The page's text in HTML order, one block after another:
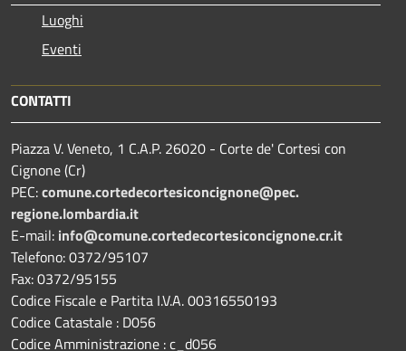
Luoghi
Eventi
CONTATTI
Piazza V. Veneto, 1 C.A.P. 26020 - Corte de' Cortesi con
Cignone (Cr)
PEC:comune.cortedecortesiconcignone@pec.
regione.lombardia.it
E-mail: info@comune.cortedecortesiconcignone.cr.it
Telefono: 0372/95107
Fax: 0372/95155
Codice Fiscale e Partita I.V.A. 00316550193
Codice Catastale : D056
Codice Amministrazione : c_d056